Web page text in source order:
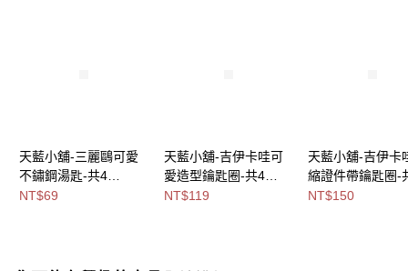
天藍小舖-三麗鷗可愛
不鏽鋼湯匙-共4
色-$69【A11115451】
NT$69
天藍小舖-吉伊卡哇可
愛造型鑰匙圈-共4
色-$119【A11115583
NT$119
天藍小舖-吉伊卡
縮證件帶鑰匙圈-
色-$150【
NT$150